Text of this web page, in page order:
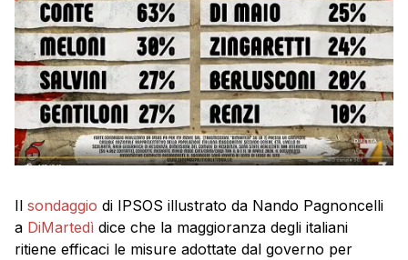
Il sondaggio di IPSOS illustrato da Nando Pagnoncelli
a DiMartedì dice che la maggioranza degli italiani
ritiene efficaci le misure adottate dal governo per